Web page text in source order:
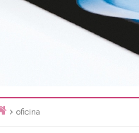
oficina